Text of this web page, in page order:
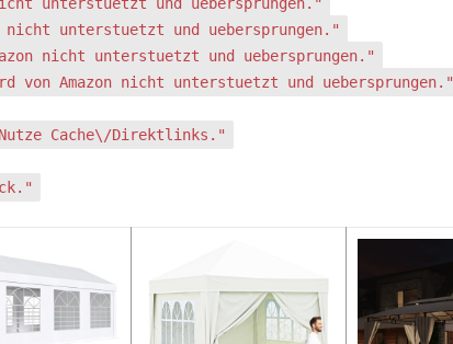
unterstuetzt und uebersprungen."
nicht unterstuetzt und uebersprungen."
Amazon nicht unterstuetzt und uebersprungen."
Cache\/Direktlinks."